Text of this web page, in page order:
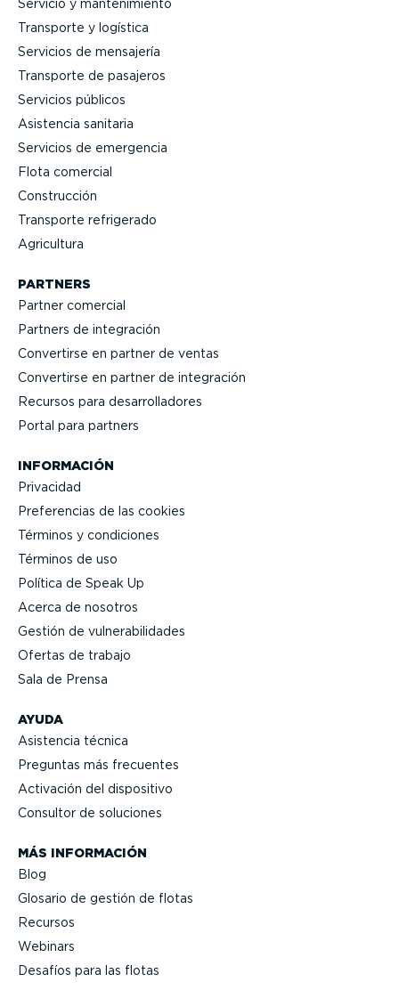
Servicio y mante­ni­miento
Transporte y logística
Servicios de mensajería
Transporte de pasajeros
Servicios públicos
Asistencia sanitaria
Servicios de emergencia
Flota comercial
Construcción
Transporte refrigerado
Agricultura
AYUDA
Asistencia técnica
Preguntas más frecuentes
Activación del dispositivo
Consultor de soluciones
MÁS INFORMACIÓN
Blog
Glosario de gestión de flotas
Recursos
Webinars
Desafíos para las flotas
PARTNERS
Partner comercial
Partners de integración
Convertirse en partner de ventas
Convertirse en partner de integración
Recursos para desarro­lla­dores
Portal para partners
INFORMACIÓN
Privacidad
Prefe­rencias de las cookies
Términos y condiciones
Términos de uso
Política de Speak Up
Acerca de nosotros
Gestión de vulne­ra­bi­li­dades
Ofertas de trabajo
Sala de Prensa